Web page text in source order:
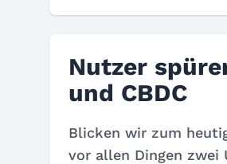
Nutzer
und CBDC
Blicken wir zum
vor allen Dingen zwei